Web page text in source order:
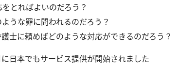
とればよいのだろう？
うな罪に問われるのだろう？
士に頼めばどのような対応ができるのだろう？
日本でもサービス提供が開始されました